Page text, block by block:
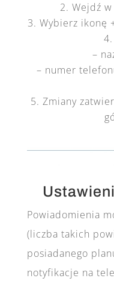
Wejdź w
Wybierz ikonę
–
– numer
Zmiany
Powiadomienia
(liczba takich
posiadanego
notyfikacje na